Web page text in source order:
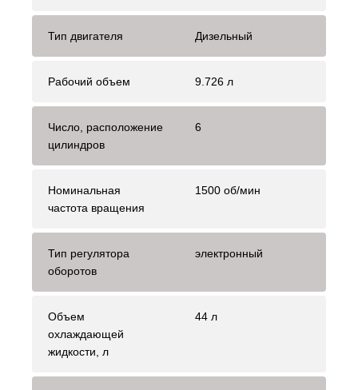
Тип двигателя Дизельный
Рабочий объем 9.726 л
Число, расположение
цилиндров
6
Номинальная
частота вращения
1500 об/мин
Тип регулятора
оборотов
электронный
Объем
охлаждающей
жидкости, л
44 л